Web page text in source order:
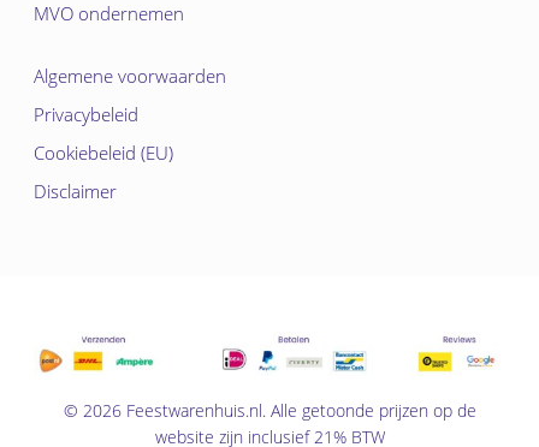
MVO ondernemen
Algemene voorwaarden
Privacybeleid
Cookiebeleid (EU)
Disclaimer
© 2026 Feestwarenhuis.nl. Alle getoonde prijzen op de
website zijn inclusief 21% BTW